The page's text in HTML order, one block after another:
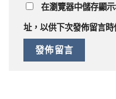
在瀏覽器中儲存顯
址，以供下次發佈留言時